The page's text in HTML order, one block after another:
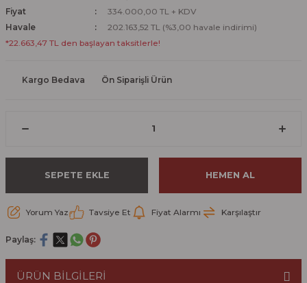
Fiyat
334.000,00 TL + KDV
Havale
202.163,52 TL (%3,00 havale indirimi)
*22.663,47 TL den başlayan taksitlerle!
Kargo Bedava Ön Siparişli Ürün
SEPETE EKLE HEMEN AL
Yorum Yaz Tavsiye Et Fiyat Alarmı Karşılaştır
Paylaş:
ÜRÜN BİLGİLERİ